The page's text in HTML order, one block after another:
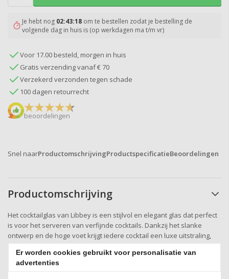
Je hebt nog 02:43:18 om te bestellen zodat je bestelling de
volgende dag in huis is (op werkdagen ma t/m vr)
Voor 17.00 besteld, morgen in huis
Gratis verzending vanaf € 70
Verzekerd verzonden tegen schade
100 dagen retourrecht
beoordelingen
Snel naarProductomschrijvingProductspecificatieBeoordelingen
Productomschrijving
Het cocktailglas van Libbey is een stijlvol en elegant glas dat perfect
is voor het serveren van verfijnde cocktails. Dankzij het slanke
ontwerp en de hoge voet krijgt iedere cocktail een luxe uitstraling,
waardoor dit glas ideaal is voor feestelijke gelegenheden, diners of
een stijlvolle thuisbar. Het heldere glas zorgt ervoor dat de kleuren
van de drank mooi tot hun recht komen en maakt elke cocktail
Er worden cookies gebruikt voor personalisatie van
advertenties